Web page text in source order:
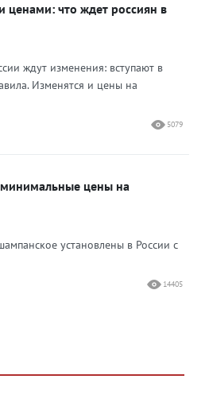
ценами: что ждет россиян в
ждут изменения: вступают в
Изменятся и цены на
5079
минимальные цены на
установлены в России с
14405